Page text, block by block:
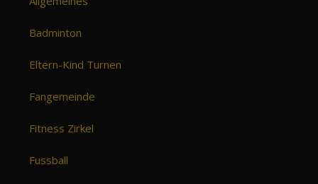
Badminton
Eltern-Kind Turnen
Fangemeinde
Fitness Zirkel
Fussball